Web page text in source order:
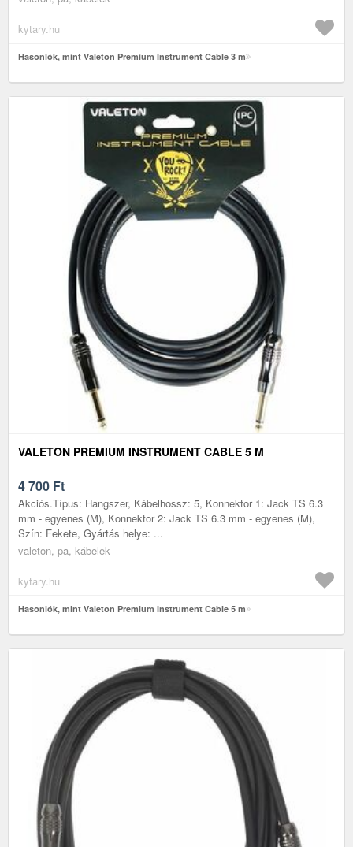
kytary.hu
Hasonlók, mint Valeton Premium Instrument Cable 3 m
VALETON PREMIUM INSTRUMENT CABLE 5 M
4 700 Ft
Akciós.Típus: Hangszer, Kábelhossz: 5, Konnektor 1: Jack TS 6.3
mm - egyenes (M), Konnektor 2: Jack TS 6.3 mm - egyenes (M),
Szín: Fekete, Gyártás helye: ...
valeton, pa, kábelek
kytary.hu
Hasonlók, mint Valeton Premium Instrument Cable 5 m